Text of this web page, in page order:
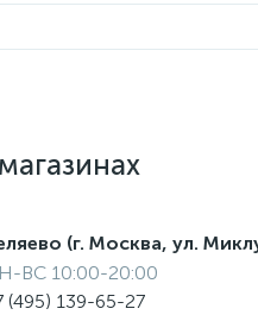
(г. Москва, ул.
ВС 10:00-20:00
(495) 139-65-27